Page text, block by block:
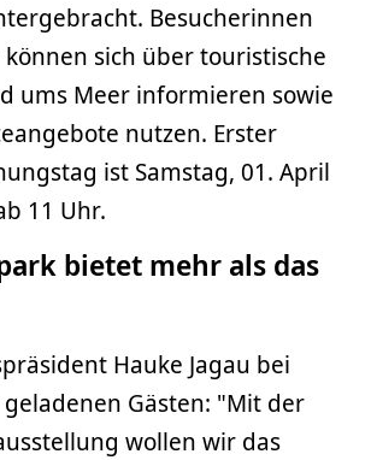
Besucherinnen
sich über touristische
ums Meer informieren sowie
nutzen. Erster
ist Samstag, 01. April
11 Uhr.
bietet mehr als das
Hauke Jagau bei
Gästen: "Mit der
wollen wir das